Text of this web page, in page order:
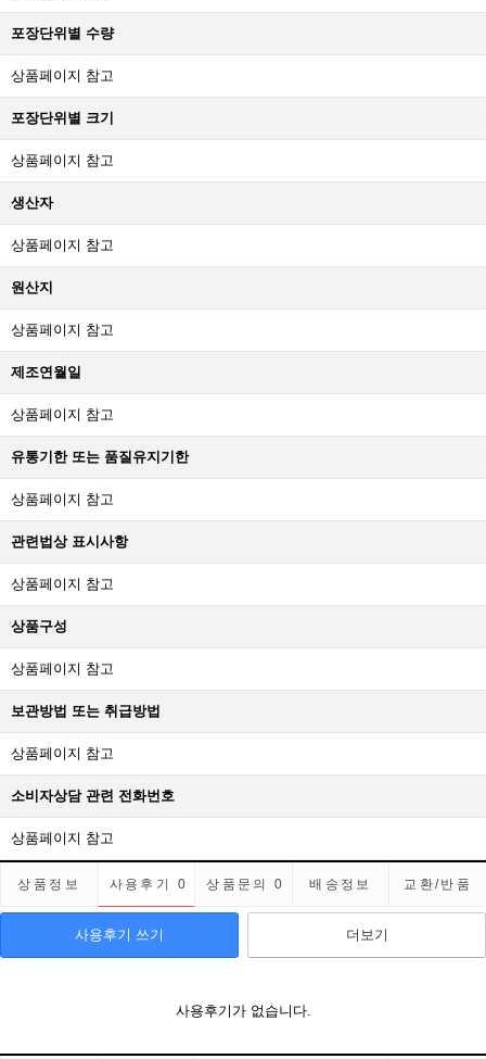
포장단위별 수량
상품페이지 참고
포장단위별 크기
상품페이지 참고
생산자
상품페이지 참고
원산지
상품페이지 참고
제조연월일
상품페이지 참고
유통기한 또는 품질유지기한
상품페이지 참고
관련법상 표시사항
상품페이지 참고
상품구성
상품페이지 참고
보관방법 또는 취급방법
상품페이지 참고
소비자상담 관련 전화번호
상품페이지 참고
상품정보 사용후기 0 상품문의0 배송정보 교환/반품
사용후기 쓰기 더보기
사용후기가 없습니다.